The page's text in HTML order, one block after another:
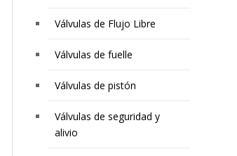
Válvulas de Flujo Libre
Válvulas de fuelle
Válvulas de pistón
Válvulas de seguridad y
alivio